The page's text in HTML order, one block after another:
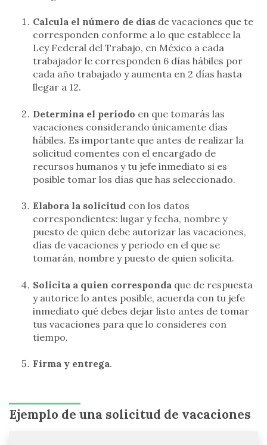
Calcula el número de días de vacaciones que te
corresponden conforme a lo que establece la
Ley Federal del Trabajo, en México a cada
trabajador le corresponden 6 días hábiles por
cada año trabajado y aumenta en 2 días hasta
llegar a 12.
Determina el periodo en que tomarás las
vacaciones considerando únicamente días
hábiles. Es importante que antes de realizar la
solicitud comentes con el encargado de
recursos humanos y tu jefe inmediato si es
posible tomar los días que has seleccionado.
Elabora la solicitud con los datos
correspondientes: lugar y fecha, nombre y
puesto de quien debe autorizar las vacaciones,
días de vacaciones y periodo en el que se
tomarán, nombre y puesto de quien solicita.
Solicita a quien corresponda que de respuesta
y autorice lo antes posible, acuerda con tu jefe
inmediato qué debes dejar listo antes de tomar
tus vacaciones para que lo consideres con
tiempo.
Firma y entrega.
Ejemplo de una solicitud de vacaciones